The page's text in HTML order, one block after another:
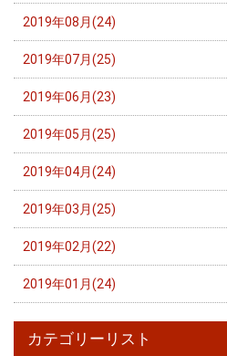
2019年08月(24)
2019年07月(25)
2019年06月(23)
2019年05月(25)
2019年04月(24)
2019年03月(25)
2019年02月(22)
2019年01月(24)
カテゴリーリスト